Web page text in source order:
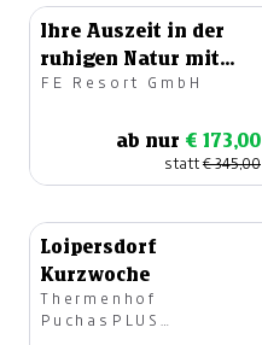
Ihre Auszeit in der
ruhigen Natur mit
lauen Abenden am
FE Resort GmbH
ab nur € 173,00
statt€ 345,00
Loipersdorf
Kurzwoche
Thermenhof
PuchasPLUS